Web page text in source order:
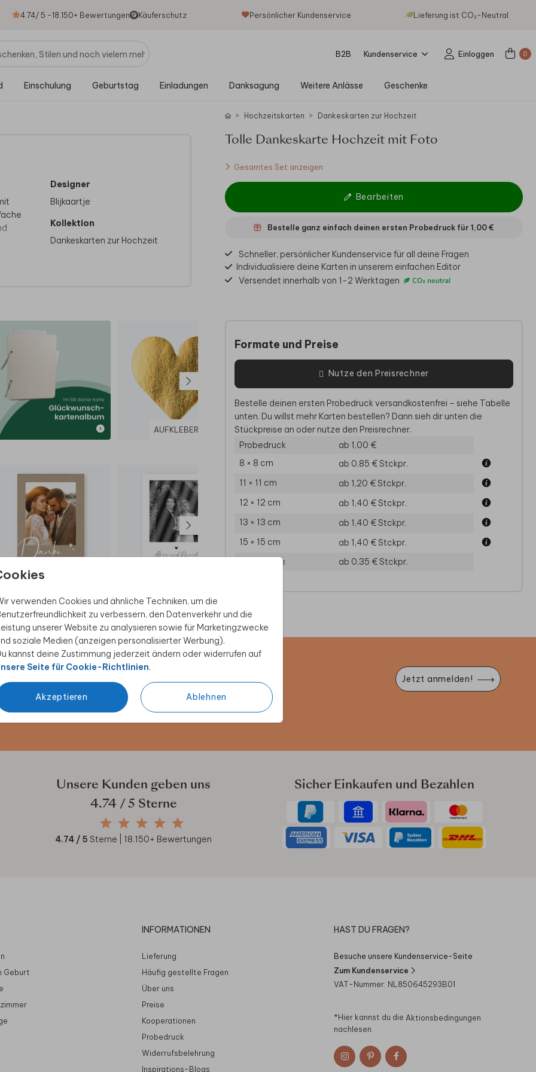
4.74/ 5 -18.150+ Bewertungen Käuferschutz Persönlicher Kundenservice Lieferung ist CO₂-Neutral
B2B Kundenservice Einloggen 0
Einschulung Geburtstag Einladungen Danksagung Weitere Anlässe Geschenke
verwenden Cookies und ähnliche Techniken, um die
zu verbessern, den Datenverkehr und die
unserer Website zu analysieren sowie für Marketingzwecke
soziale Medien (anzeigen personalisierter Werbung).
kannst deine Zustimmung jederzeit ändern oder widerrufen auf
Seite für Cookie-Richtlinien.
Akzeptieren Ablehnen
Alle
Designer
Blijkaartje
Kollektion
Dankeskarten zur Hochzeit
AUFKLEBER
DANKESKARTE
Hochzeitskarten Dankeskarten zur Hochzeit
Tolle Dankeskarte Hochzeit mit Foto
Gesamtes Set anzeigen
Bearbeiten
Bestelle ganz einfach deinen ersten Probedruck für1,00 €
Schneller, persönlicher Kundenservice für all deine Fragen
Individualisiere deine Karten in unserem einfachen Editor
Versendet innerhalb von 1-2 Werktagen
Formate und Preise
Nutze den Preisrechner
Bestelle deinen ersten Probedruck versandkostenfrei – siehe Tabelle
unten. Du willst mehr Karten bestellen? Dann sieh dir unten die
Stückpreise an oder nutze den Preisrechner.
Probedruck
ab 1,00 €
8 × 8 cm
ab 0,85 €Stckpr.
11 × 11 cm
ab 1,20 €Stckpr.
12 × 12 cm
ab 1,40 €Stckpr.
13 × 13 cm
ab 1,40 €Stckpr.
15 × 15 cm
ab 1,40 €Stckpr.
Umschläge
ab 0,35 €Stckpr.
Rabatt sichern
Angebote, kreative
Als Dankeschön
Jetzt anmelden!
Unsere Kunden geben uns
4.74/ 5 Sterne
4.74 / 5 Sterne | 18.150+ Bewertungen
Sicher Einkaufen und Bezahlen
Geburt
INFORMATIONEN
Lieferung
Häufig gestellte Fragen
Über uns
Preise
Kooperationen
Probedruck
Widerrufsbelehrung
Inspirations-Blogs
HAST DU FRAGEN?
Besuche unsere Kundenservice-Seite
Zum Kundenservice
VAT-Nummer: NL850645293B01
*Hier kannst du die Aktionsbedingungen
nachlesen.